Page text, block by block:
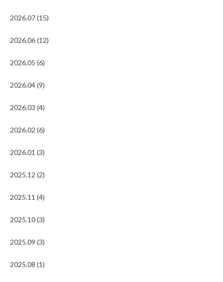
2026.07 (15)
2026.06 (12)
2026.05 (6)
2026.04 (9)
2026.03 (4)
2026.02 (6)
2026.01 (3)
2025.12 (2)
2025.11 (4)
2025.10 (3)
2025.09 (3)
2025.08 (1)